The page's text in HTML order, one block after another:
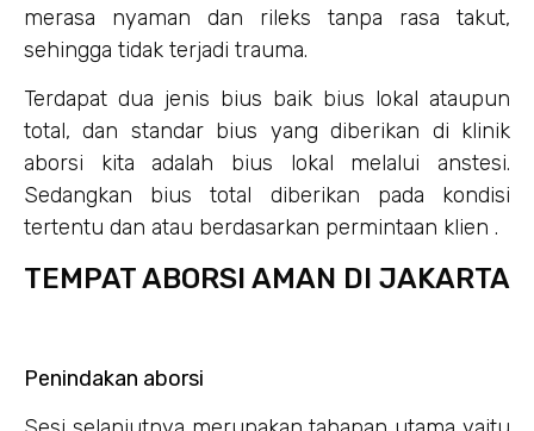
merasa nyaman dan rileks tanpa rasa takut,
sehingga tidak terjadi trauma.
Terdapat dua jenis bius baik bius lokal ataupun
total, dan standar bius yang diberikan di klinik
aborsi kita adalah bius lokal melalui anstesi.
Sedangkan bius total diberikan pada kondisi
tertentu dan atau berdasarkan permintaan klien .
TEMPAT ABORSI AMAN DI JAKARTA
Penindakan aborsi